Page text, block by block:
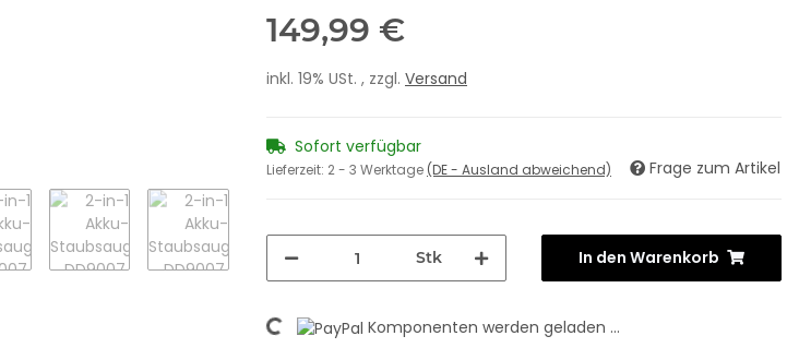
149,99 €
inkl. 19% USt. , zzgl. Versand
Sofort verfügbar
Lieferzeit: 2 - 3 Werktage (DE - Ausland abweichend) Frage zum Artikel
Stk In den Warenkorb
Loading... Komponenten werden geladen ...